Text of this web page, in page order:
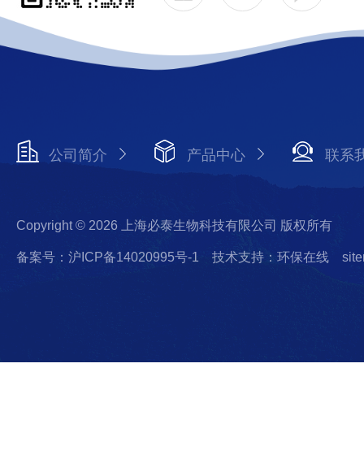
公司简介 产品中心 联系
Copyright © 2026 上海必泰生物科技有限公司 版权所有
备案号：沪ICP备14020995号-1 技术支持：环保在线